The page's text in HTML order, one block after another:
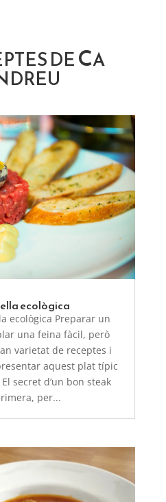
DECA
ecològica
ecològica Preparar un
una feina fàcil, però
varietat de receptes i
aquest plat típic
secret d’un bon steak
per...